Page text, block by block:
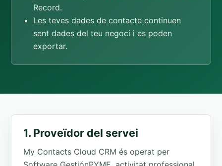
Record.
Les teves dades de contacte continuen
sent dades del teu negoci i es poden
exportar.
1. Proveïdor del servei
My Contacts Cloud CRM és operat per